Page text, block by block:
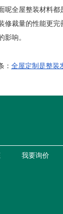
全屋整装材料都
裁量的性能更完
影响。
： 全屋定制是整装
我要询价